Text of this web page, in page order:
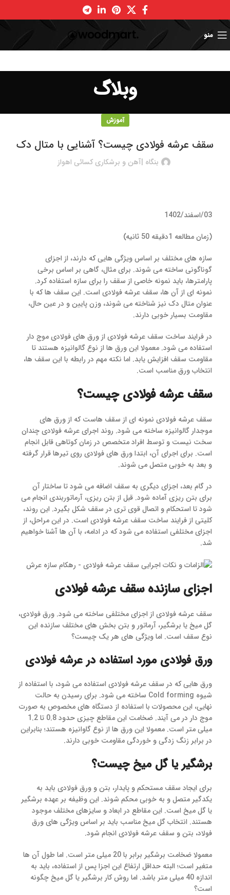
منو
وبلاگ
آموزش
سقف عرشه فولادی چیست؟ آشنایی با متال دک
بنگاه |آهن و برشکاری کسائی اهواز
03/اسفند/1402
(زمان مطالعه 1دقیقه 50 ثانیه)
سازه های مختلف بر اساس ویژگی هایی که دارند، از اجزای
گوناگونی ساخته می شوند. برای مثال، گاهی بر اساس برخی
پارامترها، باید نمونه خاصی از سقف را برای سازه استفاده کرد.
نمونه ای از آن ها، سقف عرشه فولادی است. این سقف ها که با
عنوان متال دک نیز شناخته می شوند، وزن پایین و در عین حال،
مقاومت بسیار خوبی دارند.
در فرایند ساخت سقف عرشه فولادی از ورق های فولادی موج دار
استفاده می شود. معمولا این ورق ها از نوع گالوانیزه هستند تا
مقاومت سقف افزایش یابد. اما نکته مهم در رابطه با این سقف ها،
انتخاب ورق مناسب است.
سقف عرشه فولادی چیست؟
سقف عرشه فولادی نمونه ای از سقف هاست که از ورق های
موجدار گالوانیزه ساخته می شود. روند اجرای عرشه فولادی چندان
سخت نیست و توسط افراد متخصص در زمان کوتاهی قابل انجام
است. برای اجرای آن، ابتدا ورق های فولادی روی تیرها قرار گرفته
و بعد به خوبی متصل می شوند.
در گام بعد، اجزای دیگری به سقف اضافه می شود تا ساختار آن
برای بتن ریزی آماده شود. قبل از بتن ریزی، آرماتوربندی انجام می
شود تا استحکام و اتصال قوی تری در سقف شکل بگیرد. این روند،
کلیتی از فرایند ساخت سقف عرشه فولادی است. در این مراحل، از
اجزای مختلفی استفاده می شود که در ادامه، با آن ها آشنا خواهیم
شد.
اجزای سازنده سقف عرشه فولادی
سقف عرشه فولادی از اجزای مختلفی ساخته می شود. ورق فولادی،
گل میخ یا برشگیر، آرماتور و بتن بخش های مختلف سازنده این
نوع سقف است. اما ویژگی های هر یک چیست؟
ورق فولادی مورد استفاده در عرشه فولادی
ورق هایی که در سقف عرشه فولادی استفاده می شود، با استفاده از
شیوه Cold forming ساخته می شود. برای رسیدن به حالت
نهایی، این محصولات با استفاده از دستگاه های مخصوص به صورت
موج دار در می آیند. ضخامت این مقاطع چیزی حدود 0.8 تا 1.2
میلی متر است. معمولا این ورق ها از نوع گاوانیزه هستند؛ بنابراین
در برابر زنگ زدگی و خوردگی مقاومت خوبی دارند.
برشگیر یا گل میخ چیست؟
برای ایجاد سقف مستحکم و پایدار، بتن و ورق فولادی باید به
یکدگیر متصل و به خوبی محکم شوند. این وظیفه بر عهده برشگیر
یا گل میخ است. این مقاطع در ابعاد و سایزهای مختلف موجود
هستند. انتخاب گل میخ مناسب باید بر اساس ویژگی های ورق
فولاد، بتن و سقف عرشه فولادی انجام شود.
معمولا ضخامت برشگیر برابر با 20 میلی متر است. اما طول آن ها
متغیر است؛ البته حداقل ارتفاع این اجزا پس از استفاده، باید به
اندازه 40 میلی متر باشد. اما روش کار برشگیر یا گل میخ چگونه
است؟